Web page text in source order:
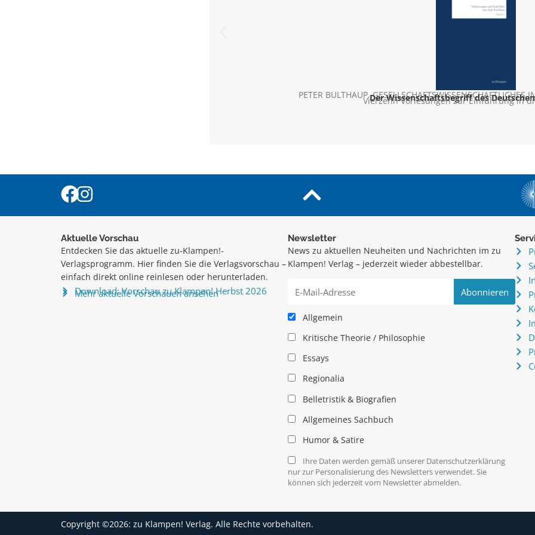
PETER BULTHAUP,GESELLSCHAFTSWISSENSCHAFTLICHES
Der Wissenschaftsbegriff des
Vierzehn Vorlesungen zur Einführung in
Aktuelle Vorschau
Entdecken Sie das aktuelle zu-Klampen!-
Verlagsprogramm. Hier finden Sie die Verlagsvorschau –
einfach direkt online reinlesen oder herunterladen.
Download: Vorschau zu Klampen! Herbst 2026
Mehr aktuelle Vorschauen ansehen
Newsletter
News zu aktuellen Neuheiten und Nachrichten im zu
Klampen! Verlag – jederzeit wieder abbestellbar.
Allgemein
Kritische Theorie / Philosophie
Essays
Regionalia
Belletristik & Biografien
Allgemeines Sachbuch
Humor & Satire
Ihre Daten werden gemäß unserer Datenschutzerklärung
nur zur Personalisierung des Newsletters verwendet. Sie
können sich jederzeit vom Newsletter abmelden.
Copyright ©2026: zu Klampen! Verlag. Alle Rechte vorbehalten.